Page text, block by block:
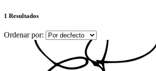
1 Resultados
Ordenar por: